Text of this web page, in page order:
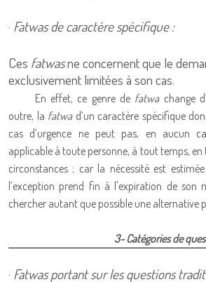
· Fatwas de caractère spécifique :
Ces fatwasne concernent que le
exclusivement limitées à son cas.
En effet, ce genre de fatwachange
outre, la fatwad’un caractère spécifique
cas d’urgence ne peut pas, en aucun
applicable à toute personne, à tout temps,
circonstances ; car la nécessité est
l’exception prend fin à l'expiration de son
chercher autant que possible une alternative
3- Catégories de
· Fatwas portant sur les questions